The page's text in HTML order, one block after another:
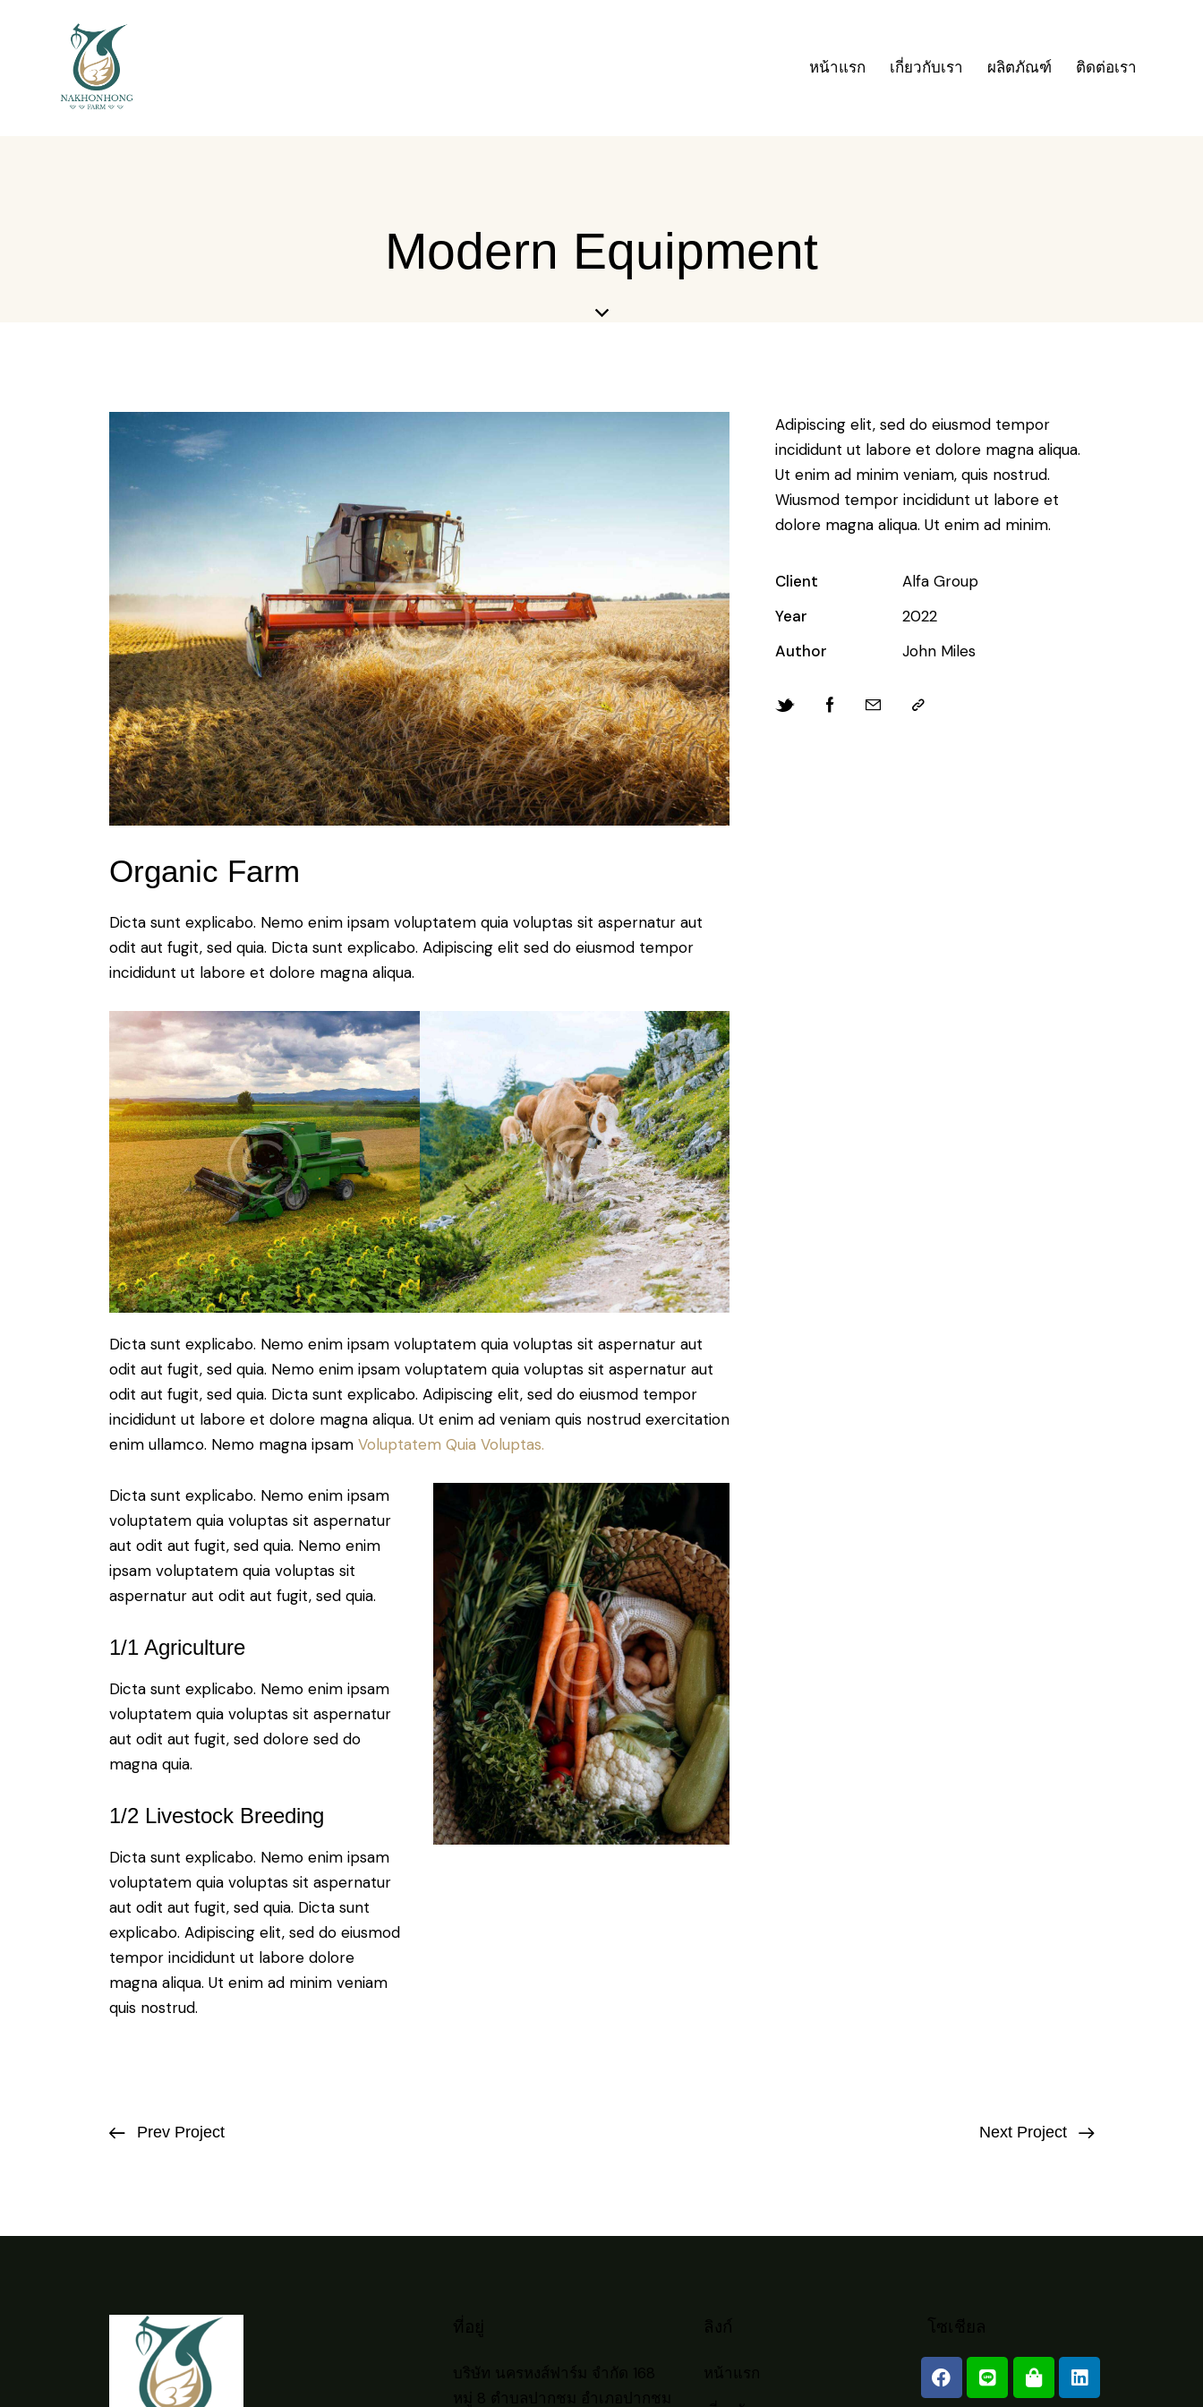
หน้าแรก เกี่ยวกับเรา ผลิตภัณฑ์ ติดต่อเรา
Modern Equipment
Organic Farm
Dicta sunt explicabo. Nemo enim ipsam voluptatem quia voluptas sit aspernatur aut
odit aut fugit, sed quia. Dicta sunt explicabo. Adipiscing elit sed do eiusmod tempor
incididunt ut labore et dolore magna aliqua.
Dicta sunt explicabo. Nemo enim ipsam voluptatem quia voluptas sit aspernatur aut
odit aut fugit, sed quia. Nemo enim ipsam voluptatem quia voluptas sit aspernatur aut
odit aut fugit, sed quia. Dicta sunt explicabo. Adipiscing elit, sed do eiusmod tempor
incididunt ut labore et dolore magna aliqua. Ut enim ad veniam quis nostrud exercitation
enim ullamco. Nemo magna ipsam Voluptatem Quia Voluptas.
Dicta sunt explicabo. Nemo enim ipsam
voluptatem quia voluptas sit aspernatur
aut odit aut fugit, sed quia. Nemo enim
ipsam voluptatem quia voluptas sit
aspernatur aut odit aut fugit, sed quia.
1/1 Agriculture
Dicta sunt explicabo. Nemo enim ipsam
voluptatem quia voluptas sit aspernatur
aut odit aut fugit, sed dolore sed do
magna quia.
1/2 Livestock Breeding
Dicta sunt explicabo. Nemo enim ipsam
voluptatem quia voluptas sit aspernatur
aut odit aut fugit, sed quia. Dicta sunt
explicabo. Adipiscing elit, sed do eiusmod
tempor incididunt ut labore dolore
magna aliqua. Ut enim ad minim veniam
quis nostrud.
Adipiscing elit, sed do eiusmod tempor
incididunt ut labore et dolore magna aliqua.
Ut enim ad minim veniam, quis nostrud.
Wiusmod tempor incididunt ut labore et
dolore magna aliqua. Ut enim ad minim.
Client
Alfa Group
Year
2022
Author
John Miles
Prev Project Next Project